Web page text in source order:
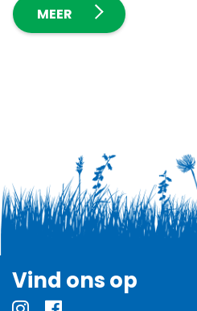
MEER
Vind ons op